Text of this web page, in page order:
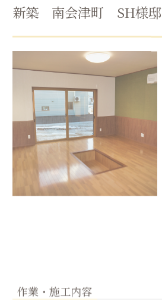
新築 南会津町 SH様邸
作業・施工内容